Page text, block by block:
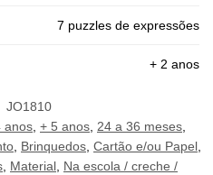
7 puzzles de expressões
+ 2 anos
JO1810
anos, + 5 anos, 24 a 36 meses,
, Brinquedos, Cartão e/ou Papel,
, Material, Na escola / creche /